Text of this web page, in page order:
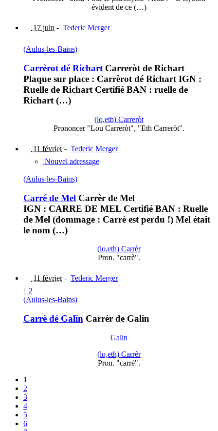
évident de ce (…)
17 juin - Tederic Merger
(Aulus-les-Bains)
Carrèrot dé Richart Carreròt de Richart
Plaque sur place : Carrèrot dé Richart IGN :
Ruelle de Richart Certifié BAN : ruelle de
Richart (…)
(lo,eth) Carreròt
Prononcer "Lou Carreròt", "Eth Carreròt".
11 février- Tederic Merger
Nouvel adressage
(Aulus-les-Bains)
Carré de Mel Carrèr de Mel
IGN : CARRE DE MEL Certifié BAN : Ruelle
de Mel (dommage : Carrè est perdu !) Mel était
le nom (…)
(lo,eth) Carrèr
Pron. "carrè".
11 février- Tederic Merger
| 2
(Aulus-les-Bains)
Carrè dé Galïn Carrèr de Galin
Galin
(lo,eth) Carrèr
Pron. "carrè".
1
2
3
4
5
6